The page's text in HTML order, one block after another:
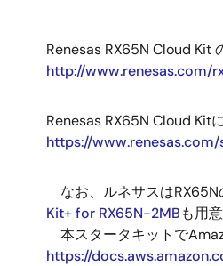
Renesas RX65N Cloud Kit
http://www.renesas.com/
Renesas RX65N Cloud Kit
https://
なお、ルネサスはRX65N
Kit+ for RX65N-2MBも用
本スタータキットで
https://